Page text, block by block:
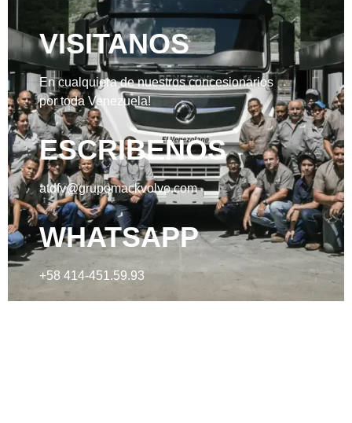
VISITANOS
En cualquiera de nuestros concesionarios
por toda Venezuela!
ESCRIBENOS
atdfv@grupomackvolvo.com
WHATSAPP
+58 414-451.59.93